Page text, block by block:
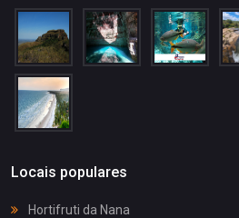
Locais populares
Hortifruti da Nana